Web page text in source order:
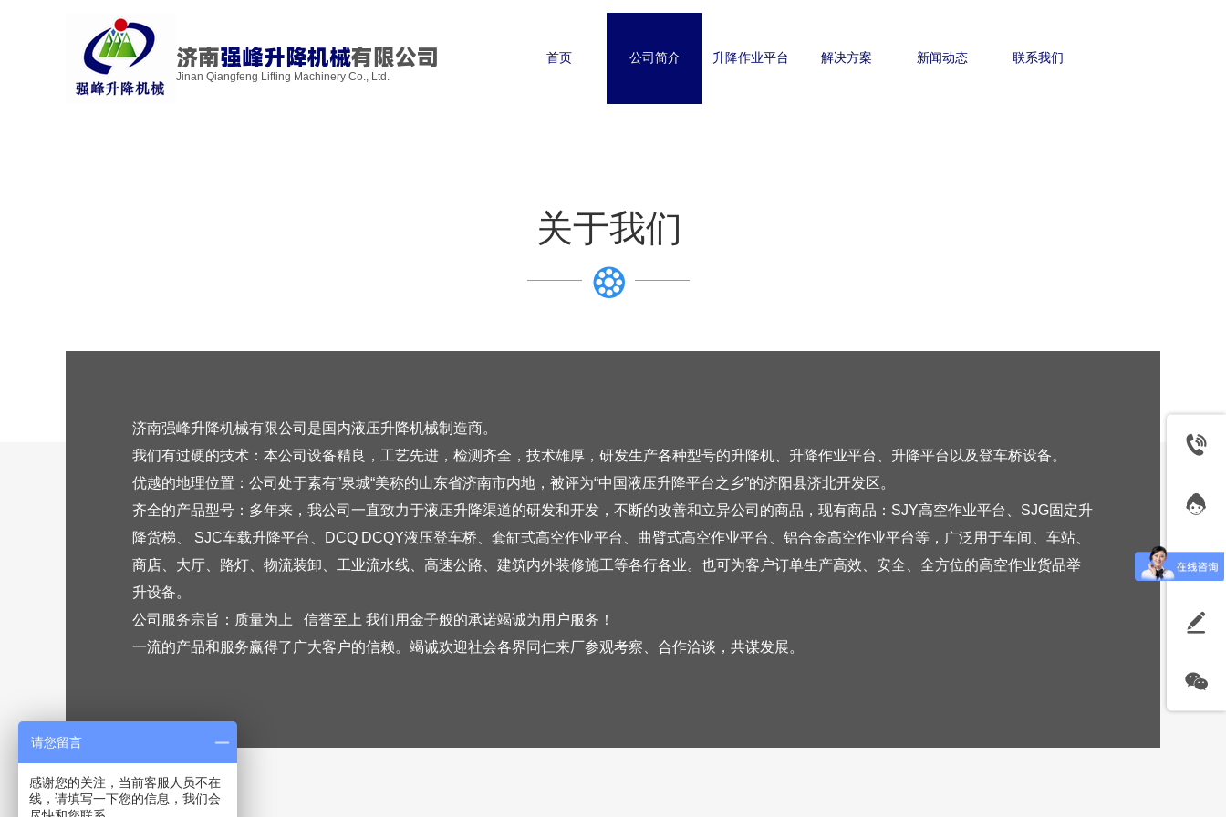
济南强峰升降机械有限公司
Jinan Qiangfeng Lifting Machinery Co., Ltd.
首页 公司简介 升降作业平台 解决方案 新闻动态 联系我们
关于我们
济南强峰升降机械有限公司是国内液压升降机械制造商。
我们有过硬的技术 ：本公司设备精良，工艺先进，检测齐全，技术雄厚，研发生产各种型号的升降机、 升降作业平台、 升降平台以及登车桥设备。
优越的地理位置 ：公司处于素有”泉城“美称的山东省济南市内地， 被评为“中国液压升降平台之乡”的济阳县济北开发区。
齐全的产品型号 ：多年来，我公司一直致力于液压升降渠道的研发和开发，不断的改善和立异公司的商品，现有商品： SJY高空作业平台 SJG固定升
降货梯、 SJC车载升降平台 DCQ DCQY液压登车桥、套缸式高空作业平台 、曲臂式高空作业平台 、铝合金高空作业平台等，广泛用于车间、车站、
商店、大厅、路灯、物流装卸、工业流水线、高速公路、建筑内外装修施工等各行各业。也可为客户订单生产高效、安全、全方位的高空作业货品举
升设备。
公司 服务宗旨 ：质量为上
信誉至上 我们用金子般的承诺竭诚为用户服务！
一流的产品和服务赢得了广大客户的信赖。竭诚欢迎社会各界同仁来厂参观考察、合作洽谈，共谋发展。
请您留言
感谢您的关注，当前客服人员不在
线，请填写一下您的信息，我们会